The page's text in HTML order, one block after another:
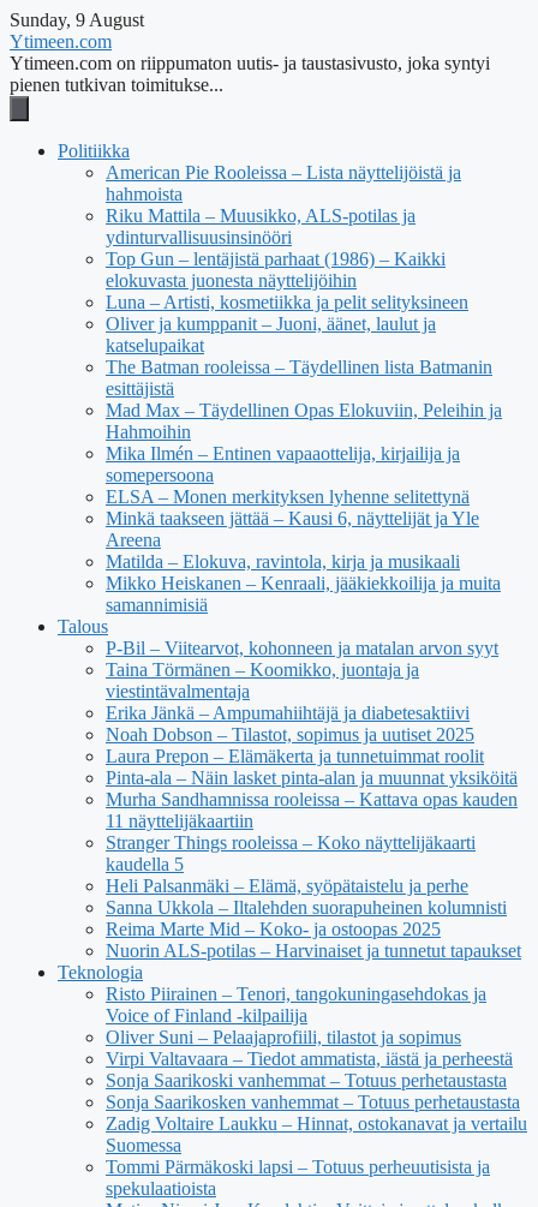
Sunday, 9 August
Ytimeen.com
Ytimeen.com on riippumaton uutis- ja taustasivusto, joka syntyi
pienen tutkivan toimitukse...
Politiikka
American Pie Rooleissa – Lista näyttelijöistä ja
hahmoista
Riku Mattila – Muusikko, ALS-potilas ja
ydinturvallisuusinsinööri
Top Gun – lentäjistä parhaat (1986) – Kaikki
elokuvasta juonesta näyttelijöihin
Luna – Artisti, kosmetiikka ja pelit selityksineen
Oliver ja kumppanit – Juoni, äänet, laulut ja
katselupaikat
The Batman rooleissa – Täydellinen lista Batmanin
esittäjistä
Mad Max – Täydellinen Opas Elokuviin, Peleihin ja
Hahmoihin
Mika Ilmén – Entinen vapaaottelija, kirjailija ja
somepersoona
ELSA – Monen merkityksen lyhenne selitettynä
Minkä taakseen jättää – Kausi 6, näyttelijät ja Yle
Areena
Matilda – Elokuva, ravintola, kirja ja musikaali
Mikko Heiskanen – Kenraali, jääkiekkoilija ja muita
samannimisiä
Talous
P-Bil – Viitearvot, kohonneen ja matalan arvon syyt
Taina Törmänen – Koomikko, juontaja ja
viestintävalmentaja
Erika Jänkä – Ampumahiihtäjä ja diabetesaktiivi
Noah Dobson – Tilastot, sopimus ja uutiset 2025
Laura Prepon – Elämäkerta ja tunnetuimmat roolit
Pinta-ala – Näin lasket pinta-alan ja muunnat yksiköitä
Murha Sandhamnissa rooleissa – Kattava opas kauden
11 näyttelijäkaartiin
Stranger Things rooleissa – Koko näyttelijäkaarti
kaudella 5
Heli Palsanmäki – Elämä, syöpätaistelu ja perhe
Sanna Ukkola – Iltalehden suorapuheinen kolumnisti
Reima Marte Mid – Koko- ja ostoopas 2025
Nuorin ALS-potilas – Harvinaiset ja tunnetut tapaukset
Teknologia
Risto Piirainen – Tenori, tangokuningasehdokas ja
Voice of Finland -kilpailija
Oliver Suni – Pelaajaprofiili, tilastot ja sopimus
Virpi Valtavaara – Tiedot ammatista, iästä ja perheestä
Sonja Saarikoski vanhemmat – Totuus perhetaustasta
Sonja Saarikosken vanhemmat – Totuus perhetaustasta
Zadig Voltaire Laukku – Hinnat, ostokanavat ja vertailu
Suomessa
Tommi Pärmäkoski lapsi – Totuus perheuutisista ja
spekulaatioista